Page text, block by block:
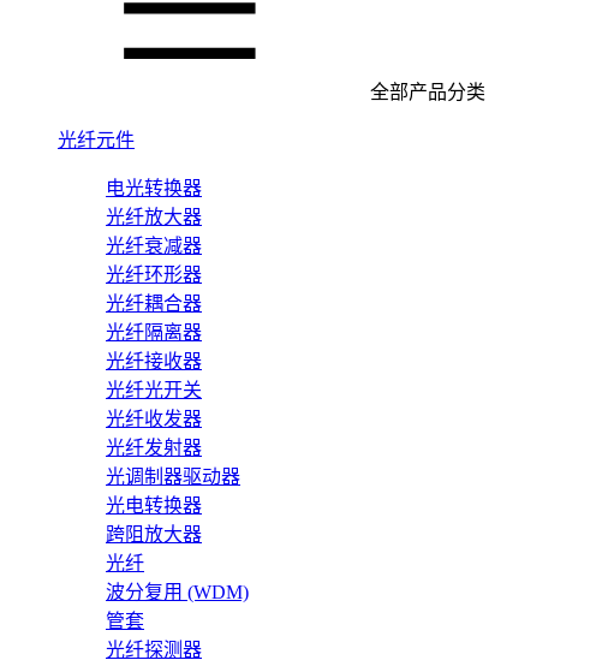
全部产品分类
光纤元件
电光转换器
光纤放大器
光纤衰减器
光纤环形器
光纤耦合器
光纤隔离器
光纤接收器
光纤光开关
光纤收发器
光纤发射器
光调制器驱动器
光电转换器
跨阻放大器
光纤
波分复用 (WDM)
管套
光纤探测器